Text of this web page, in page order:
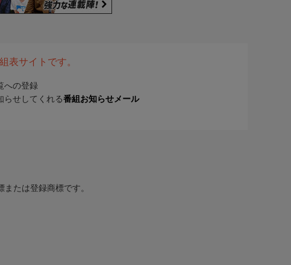
表サイトです。
への登録
らせしてくれる番組お知らせメール
たは登録商標です。